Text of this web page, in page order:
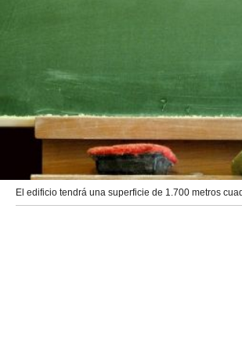
El edificio tendrá una superficie de 1.700 metros